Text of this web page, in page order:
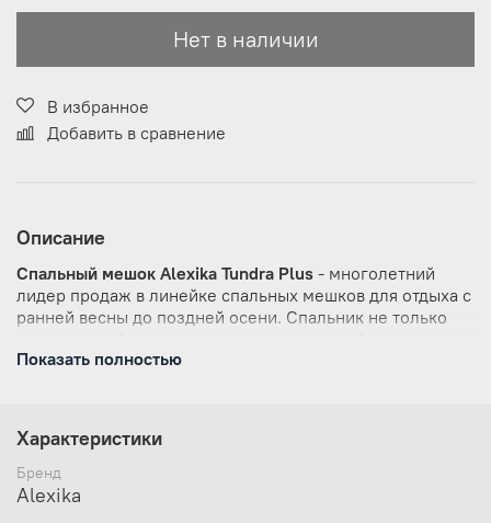
Нет в наличии
В избранное
Добавить в сравнение
Описание
Спальный мешок Alexika Tundra Plus - многолетний
лидер продаж в линейке спальных мешков для отдыха с
ранней весны до поздней осени. Спальник не только
позволяет комфортно спать в течение всей ночи.
Space
и беззаботным.
Комфортный сон с концепцией Soft Space
Показать полностью
Характеристики
Бренд
Alexika